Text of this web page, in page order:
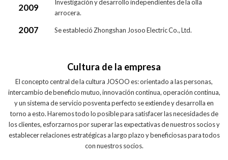
2009
Investigación y desarrollo independientes de la olla
arrocera.
2007 Se estableció Zhongshan Josoo Electric Co., Ltd.
Cultura de la empresa
El concepto central de la cultura JOSOO es: orientado a las personas,
intercambio de beneficio mutuo, innovación continua, operación continua,
y un sistema de servicio posventa perfecto se extiende y desarrolla en
torno a esto. Haremos todo lo posible para satisfacer las necesidades de
los clientes, esforzarnos por superar las expectativas de nuestros socios y
establecer relaciones estratégicas a largo plazo y beneficiosas para todos
con nuestros socios.